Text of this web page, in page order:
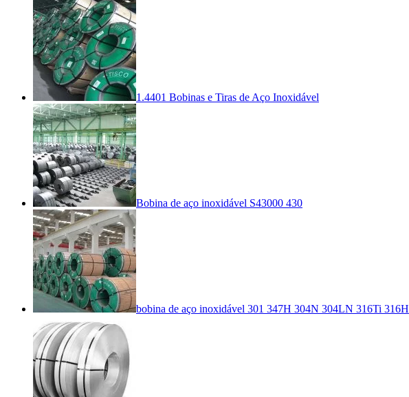
1.4401 Bobinas e Tiras de Aço Inoxidável
Bobina de aço inoxidável S43000 430
bobina de aço inoxidável 301 347H 304N 304LN 316Ti 316H